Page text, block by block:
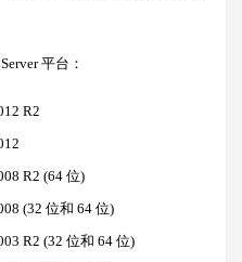
平台：
R2
R2 (64 位)
(32 位和 64 位)
R2 (32 位和 64 位)